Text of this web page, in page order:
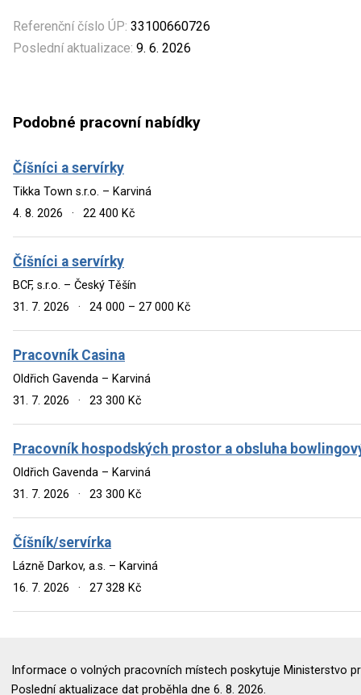
Referenční číslo ÚP: 33100660726
Poslední aktualizace: 9. 6. 2026
Podobné pracovní nabídky
Číšníci a servírky
Tikka Town s.r.o. – Karviná
4. 8. 2026
· 22 400 Kč
Číšníci a servírky
BCF, s.r.o. – Český Těšín
31. 7. 2026
· 24 000 – 27 000 Kč
Pracovník Casina
Oldřich Gavenda – Karviná
31. 7. 2026
· 23 300 Kč
Pracovník hospodských prostor a obsluha
Oldřich Gavenda – Karviná
31. 7. 2026
· 23 300 Kč
Číšník/servírka
Lázně Darkov, a.s. – Karviná
16. 7. 2026
· 27 328 Kč
Informace o volných pracovních místech poskytuje Ministerstvo
Poslední aktualizace dat proběhla dne 6. 8. 2026.